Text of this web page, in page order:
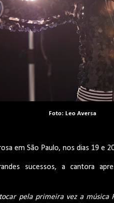
Foto: Leo Aversa
em São Paulo, nos dias 19 e
sucessos, a cantora
pela primeira vez a música